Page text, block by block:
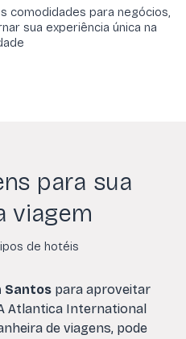
comodidades para negócios,
sua experiência única na
para sua
viagem
de hotéis
Santospara aproveitar
Atlantica International
de viagens, pode